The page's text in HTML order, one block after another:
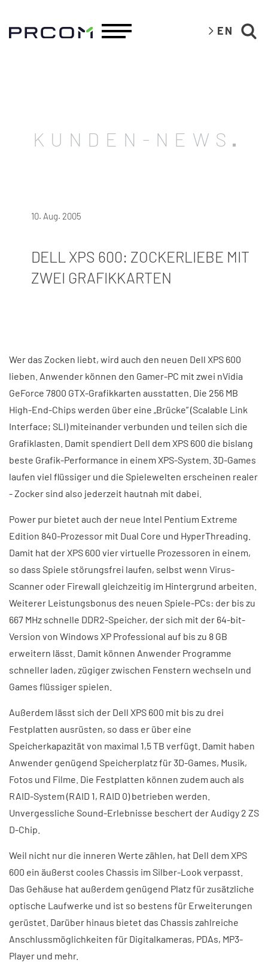
EN
KUNDEN-NEWS
10. Aug. 2005
DELL XPS 600: ZOCKERLIEBE MIT
ZWEI GRAFIKKARTEN
Wer das Zocken liebt, wird auch den neuen Dell XPS 600
lieben. Anwender können den Gamer-PC mit zwei nVidia
GeForce 7800 GTX-Grafikkarten ausstatten. Die 256 MB
High-End-Chips werden über eine „Brücke” (Scalable Link
Interface; SLI) miteinander verbunden und teilen sich die
Grafiklasten. Damit spendiert Dell dem XPS 600 die bislang
beste Grafik-Performance in einem XPS-System. 3D-Games
laufen viel flüssiger und die Spielewelten erscheinen realer
- Zocker sind also jederzeit hautnah mit dabei.
Power pur bietet auch der neue Intel Pentium Extreme
Edition 840-Prozessor mit Dual Core und HyperThreading.
Damit hat der XPS 600 vier virtuelle Prozessoren in einem,
so dass Spiele störungsfrei laufen, selbst wenn Virus-
Scanner oder Firewall gleichzeitig im Hintergrund arbeiten.
Weiterer Leistungsbonus des neuen Spiele-PCs: der bis zu
667 MHz schnelle DDR2-Speicher, der sich mit der 64-bit-
Version von Windows XP Professional auf bis zu 8 GB
erweitern lässt. Damit können Anwender Programme
schneller laden, zügiger zwischen Fenstern wechseln und
Games flüssiger spielen.
Außerdem lässt sich der Dell XPS 600 mit bis zu drei
Festplatten ausrüsten, so dass er über eine
Speicherkapazität von maximal 1,5 TB verfügt. Damit haben
Anwender genügend Speicherplatz für 3D-Games, Musik,
Fotos und Filme. Die Festplatten können zudem auch als
RAID-System (RAID 1, RAID 0) betrieben werden.
Unvergessliche Sound-Erlebnisse beschert der Audigy 2 ZS
D-Chip.
Weil nicht nur die inneren Werte zählen, hat Dell dem XPS
600 ein äußerst cooles Chassis im Silber-Look verpasst.
Das Gehäuse hat außerdem genügend Platz für zusätzliche
optische Laufwerke und ist so bestens für Erweiterungen
gerüstet. Darüber hinaus bietet das Chassis zahlreiche
Anschlussmöglichkeiten für Digitalkameras, PDAs, MP3-
Player und mehr.